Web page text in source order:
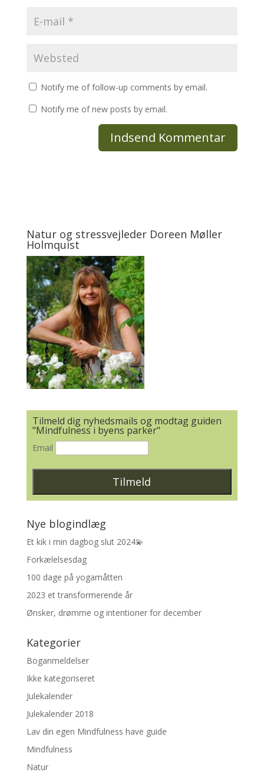
Notify me of follow-up comments by email.
Notify me of new posts by email.
Natur og stressvejleder Doreen Møller
Holmquist
Tilmeld dig nyhedsmails og modtag guiden
"Mindfulness i byens parker"
Email
Nye blogindlæg
Et kik i min dagbog slut 2024💫
Forkælelsesdag
100 dage på yogamåtten
2023 et transformerende år
Ønsker, drømme og intentioner for december
Kategorier
Boganmeldelser
Ikke kategoriseret
Julekalender
Julekalender 2018
Lav din egen Mindfulness have guide
Mindfulness
Natur